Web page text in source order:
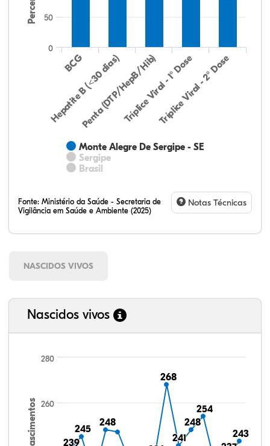
Monte Alegre De Sergipe - SE
Sergipe
Brasil
BCG
Hepatite B (<30 dias)
Penta (DTP/HepB/Hib)Tríplice Viral - 1° Dose
Tríplice Viral - 2° Dose
0
50
Fonte: Ministério da Saúde - Secretaria de
Vigilância em Saúde e Ambiente (2025)
Notas Técnicas
NASCIDOS VIVOS
Nascidos vivos
Nascimentos 239
239
245
245
248
248
268
268
241
241
248
248
254
254
243
243
260
280